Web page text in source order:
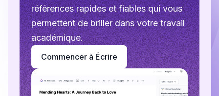
références rapides et fiables qui vous
permettent de briller dans votre travail
académique.
Commencer à Écrire